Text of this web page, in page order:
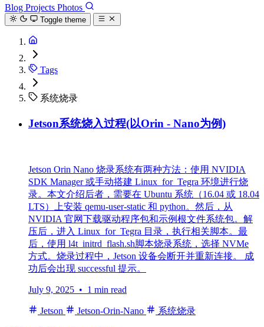
Blog Projects Photos
Toggle theme
Tags
系统烧录
Jetson系统烧入过程(以Orin - Nano为例)
Jetson Orin Nano 烧录系统有两种方法：使用 NVIDIA
SDK Manager 或手动搭建 Linux_for_Tegra 环境进行烧
录。本文介绍后者，需要在 Ubuntu 系统（16.04 或 18.04
LTS）上安装 qemu-user-static 和 python。然后，从
NVIDIA 官网下载驱动程序包和示例根文件系统包。解
压后，进入 Linux_for_Tegra 目录，执行相关脚本。最
后，使用 l4t_initrd_flash.sh脚本烧录系统，选择 NVMe
方式。烧录过程中，Jetson 设备会断开并重新连接。 成
功后会出现 successful 提示。
July 9, 2025 • 1 min read
Jetson Jetson-Orin-Nano 系统烧录